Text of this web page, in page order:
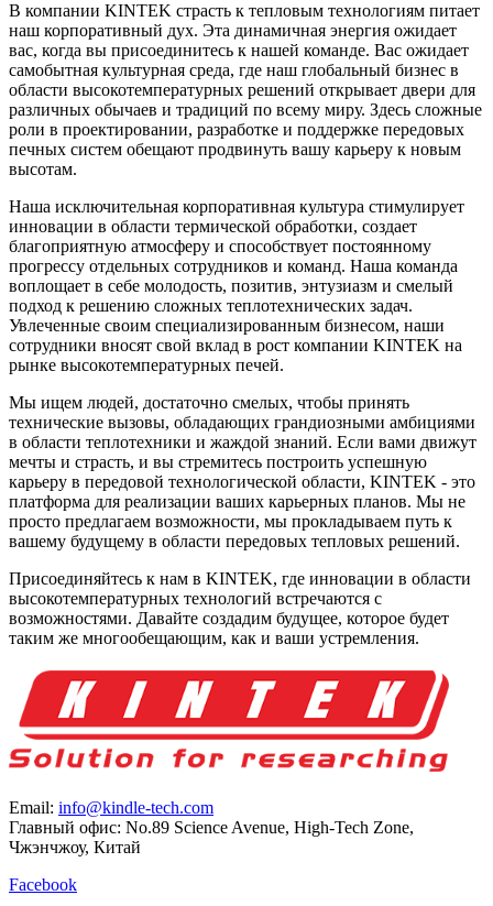
В компании KINTEK страсть к тепловым технологиям питает
наш корпоративный дух. Эта динамичная энергия ожидает
вас, когда вы присоединитесь к нашей команде. Вас ожидает
самобытная культурная среда, где наш глобальный бизнес в
области высокотемпературных решений открывает двери для
различных обычаев и традиций по всему миру. Здесь сложные
роли в проектировании, разработке и поддержке передовых
печных систем обещают продвинуть вашу карьеру к новым
высотам.
Наша исключительная корпоративная культура стимулирует
инновации в области термической обработки, создает
благоприятную атмосферу и способствует постоянному
прогрессу отдельных сотрудников и команд. Наша команда
воплощает в себе молодость, позитив, энтузиазм и смелый
подход к решению сложных теплотехнических задач.
Увлеченные своим специализированным бизнесом, наши
сотрудники вносят свой вклад в рост компании KINTEK на
рынке высокотемпературных печей.
Мы ищем людей, достаточно смелых, чтобы принять
технические вызовы, обладающих грандиозными амбициями
в области теплотехники и жаждой знаний. Если вами движут
мечты и страсть, и вы стремитесь построить успешную
карьеру в передовой технологической области, KINTEK - это
платформа для реализации ваших карьерных планов. Мы не
просто предлагаем возможности, мы прокладываем путь к
вашему будущему в области передовых тепловых решений.
Присоединяйтесь к нам в KINTEK, где инновации в области
высокотемпературных технологий встречаются с
возможностями. Давайте создадим будущее, которое будет
таким же многообещающим, как и ваши устремления.
Email: info@kindle-tech.com
Главный офис: No.89 Science Avenue, High-Tech Zone,
Чжэнчжоу, Китай
Facebook